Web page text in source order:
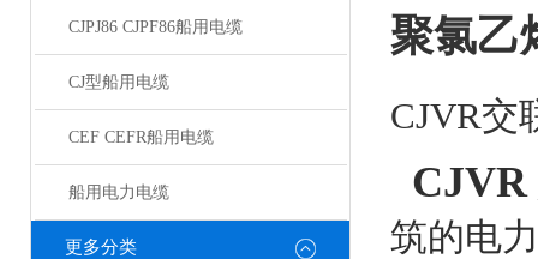
CJPJ86 CJPF86船用电缆
CJ型船用电缆
CEF CEFR船用电缆
船用电力电缆
更多分类
聚氯乙
CJVR交
CJVR
筑的电